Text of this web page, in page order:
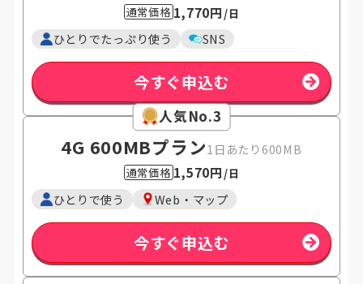
通常価格1,770円 /日
ひとりでたっぷり使う SNS
今すぐ申込む
人気No.3
4G 600MBプラン1日あたり600MB
通常価格1,570円 /日
ひとりで使う Web・マップ
今すぐ申込む